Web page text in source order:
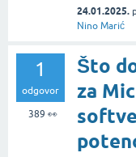
24.01.2025.
Nino Marić
1
odgovor
389 👀
Što
za